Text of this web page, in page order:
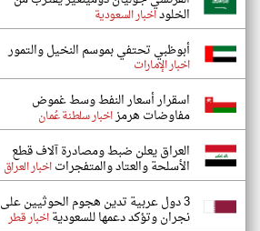
الخلوداخبار السعودية
أبوظبي تحتفي بموسم النخيل والتمور
اخبار الإمارات
اسقرار أسعار النفط وسط غموض
مفاوضات هرمزاخبار سلطنة عُمان
العراق يعلن ضبط ومصادرة آلاف قطع
الأسلحة والعتاد والمتفجراتاخبار العراق
3 دول عربية تدين هجوم الحوثيين على
نجران وتؤكد دعمها للسعوديةاخبار قطر